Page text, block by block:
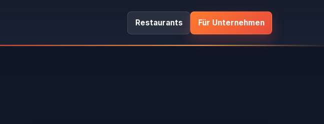
Restaurants Für Unternehmen